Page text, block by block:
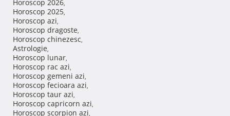
Horoscop 2026,
Horoscop 2025,
Horoscop azi,
Horoscop dragoste,
Horoscop chinezesc,
Astrologie,
Horoscop lunar,
Horoscop rac azi,
Horoscop gemeni azi,
Horoscop fecioara azi,
Horoscop taur azi,
Horoscop capricorn azi,
Horoscop scorpion azi,